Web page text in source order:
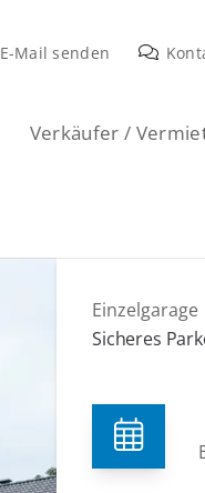
E-Mail senden
Verkäufer /
Einzelgarage
Sicheres